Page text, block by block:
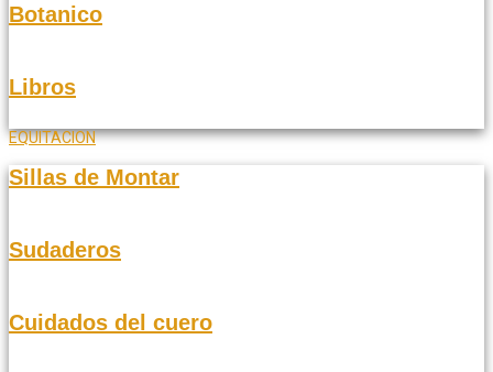
Botanico
Libros
EQUITACION
Sillas de Montar
Sudaderos
Cuidados del cuero